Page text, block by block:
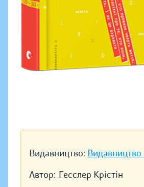
Видавництво: Видавництво
Автор: Гесcлер Крістін